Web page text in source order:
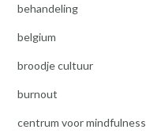
behandeling
belgium
broodje cultuur
burnout
centrum voor mindfulness